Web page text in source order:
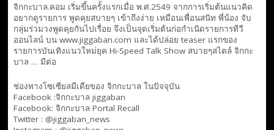
จิกกะบาล.คอม เริ่มขึ้นครั้งแรกเมื่อ พ.ศ.2549 จากการเริ่มต้นแนวคิด
อยากดูรายการ พูดคุยสบายๆ เข้าถึงง่าย เหมือนเพื่อนสนิท พี่น้อง จับ
กลุ่มร่วมวงพูดคุยกันไปเรื่อย จึงเป็นจุดเริ่มต้นก่อกำเนิดรายการทีวี
ออนไลน์ บน www.jiggaban.com และได้ปล่อย teaser แรกของ
รายการบันเทิงแนวใหม่ยุค Hi-Speed Talk Show สบายๆสไตล์ จิกกะ
บาล … มีต่อ
ช่องทางโซเซียลมีเดียของ จิกกะบาล ในปัจจุบัน
Facebook :จิกกะบาล jiggaban
Facebook: จิกกะบาล Portal Recall
Twitter : @jiggaban_news